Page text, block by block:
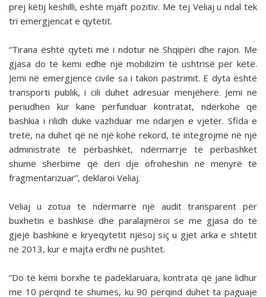
prej këtij këshilli, është mjaft pozitiv. Më tej Veliaj u ndal tek
tri emergjencat e qytetit.
“Tirana është qyteti më i ndotur në Shqipëri dhe rajon. Me
gjasa do të kemi edhe një mobilizim të ushtrisë për këtë.
Jemi në emergjencë civile sa i takon pastrimit. E dyta është
transporti publik, i cili duhet adresuar menjëherë. Jemi në
periudhën kur kanë përfunduar kontratat, ndërkohë që
bashkia i rilidh duke vazhduar me ndarjen e vjetër. Sfida e
tretë, na duhet që në një kohë rekord, të integrojmë në një
administratë të përbashkët, ndërmarrje të përbashkët
shumë shërbime që deri dje ofroheshin në mënyrë të
fragmentarizuar”, deklaroi Veliaj.
Veliaj u zotua të ndërmarrë një audit transparent për
buxhetin e bashkisë dhe paralajmëroi se me gjasa do të
gjejë bashkinë e kryeqytetit njësoj siç u gjet arka e shtetit
në 2013, kur e majta erdhi në pushtet.
“Do të kemi borxhe të padeklaruara, kontrata që janë lidhur
me 10 përqind të shumës, ku 90 përqind duhet ta paguajë